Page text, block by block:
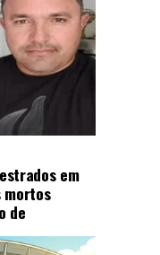
em
mortos
de